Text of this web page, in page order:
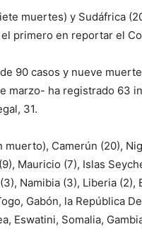
muertes) y Sudáfrica
primero en reportar el
90 casos y nueve
marzo- ha registrado 63
31.
Camerún (20),
Mauricio (7), Islas
Namibia (3), Liberia
Gabón, la República
Eswatini, Somalia,